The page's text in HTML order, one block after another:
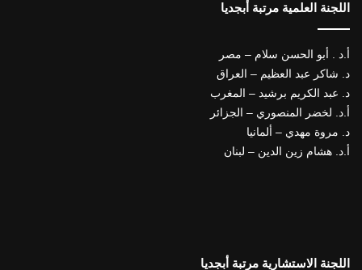
اللجنة العلمية مرتبة أبجديا
أ.د . أبو الحسن سلام – مصر
د. شاكر عبد العظيم – العراق
د. عبد الكريم برشيد – المغرب
أ.د. لخضر المنصوري – الجزائر
د. مروة مهدي – ألمانيا
أ.د. هشام زين الدين – لبنان
اللجنة الاستشارية مرتبة أبجديا